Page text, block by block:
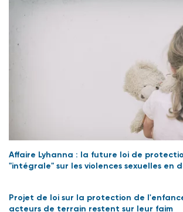
Affaire Lyhanna : la future loi de
"intégrale" sur les violences sexuelles en
Projet de loi sur la protection de
acteurs de terrain restent sur leur faim